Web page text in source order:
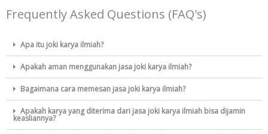
Frequently Asked Questions (FAQ's)
Apa itu joki karya ilmiah?
Apakah aman menggunakan jasa joki karya ilmiah?
Bagaimana cara memesan jasa joki karya ilmiah?
Apakah karya yang diterima dari jasa joki karya ilmiah bisa dijamin
keasliannya?